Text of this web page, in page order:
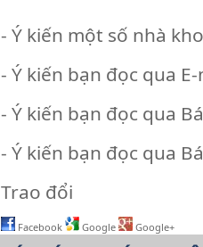
- Ý kiến một số nhà
- Ý kiến bạn đọc qua
- Ý kiến bạn đọc qua
- Ý kiến bạn đọc qua
Trao đổi
Facebook Google Google+